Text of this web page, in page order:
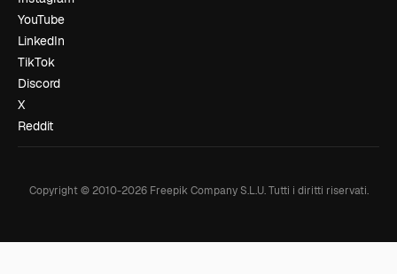
YouTube
LinkedIn
TikTok
Discord
X
Reddit
Copyright © 2010-2026Freepik Company S.L.U. Tutti i diritti riservati.